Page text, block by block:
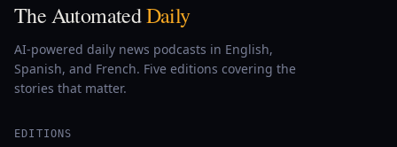
The AutomatedDaily
AI-powered daily news podcasts in English,
Spanish, and French. Five editions covering the
stories that matter.
EDITIONS